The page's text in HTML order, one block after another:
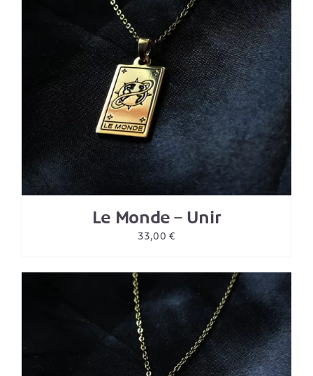
Le Monde – Unir
33,00€